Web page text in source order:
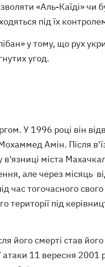
«Аль-Каїді» чи
під їх
у тому, що рух
угод.
У 1996 році він
Амін. Після
міста
але через місяць
тогочасного свого
під
його смерті став
11 вересня 2001